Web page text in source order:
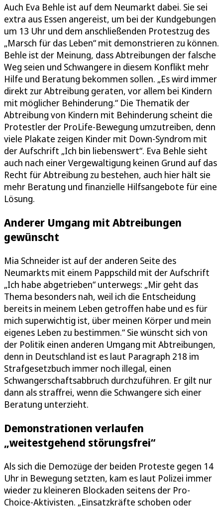
Auch Eva Behle ist auf dem Neumarkt dabei. Sie sei
extra aus Essen angereist, um bei der Kundgebungen
um 13 Uhr und dem anschließenden Protestzug des
„Marsch für das Leben“ mit demonstrieren zu können.
Behle ist der Meinung, dass Abtreibungen der falsche
Weg seien und Schwangere in diesem Konflikt mehr
Hilfe und Beratung bekommen sollen. „Es wird immer
direkt zur Abtreibung geraten, vor allem bei Kindern
mit möglicher Behinderung.“ Die Thematik der
Abtreibung von Kindern mit Behinderung scheint die
Protestler der ProLife-Bewegung umzutreiben, denn
viele Plakate zeigen Kinder mit Down-Syndrom mit
der Aufschrift „Ich bin liebenswert“. Eva Behle sieht
auch nach einer Vergewaltigung keinen Grund auf das
Recht für Abtreibung zu bestehen, auch hier hält sie
mehr Beratung und finanzielle Hilfsangebote für eine
Lösung.
Anderer Umgang mit Abtreibungen
gewünscht
Mia Schneider ist auf der anderen Seite des
Neumarkts mit einem Pappschild mit der Aufschrift
„Ich habe abgetrieben“ unterwegs: „Mir geht das
Thema besonders nah, weil ich die Entscheidung
bereits in meinem Leben getroffen habe und es für
mich superwichtig ist, über meinen Körper und mein
eigenes Leben zu bestimmen.“ Sie wünscht sich von
der Politik einen anderen Umgang mit Abtreibungen,
denn in Deutschland ist es laut Paragraph 218 im
Strafgesetzbuch immer noch illegal, einen
Schwangerschaftsabbruch durchzuführen. Er gilt nur
dann als straffrei, wenn die Schwangere sich einer
Beratung unterzieht.
Demonstrationen verlaufen
„weitestgehend störungsfrei“
Als sich die Demozüge der beiden Proteste gegen 14
Uhr in Bewegung setzten, kam es laut Polizei immer
wieder zu kleineren Blockaden seitens der Pro-
Choice-Aktivisten. „Einsatzkräfte schoben oder